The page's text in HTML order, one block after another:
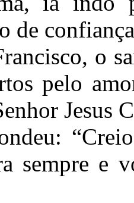
de
o
pelo
Jesus
sempre e